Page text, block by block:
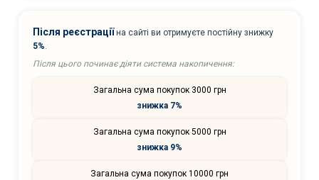
Після реєстрації на сайті ви отримуєте постійну знижку
5%.
Після цього починає діяти система накопичення:
Загальна сума покупок 3000 грн
знижка 7%
Загальна сума покупок 5000 грн
знижка 9%
Загальна сума покупок 10000 грн